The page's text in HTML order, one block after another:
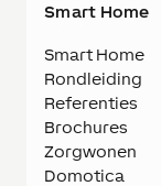
Smart Home
Smart Home
Rondleiding
Referenties
Brochures
Zorgwonen
Domotica